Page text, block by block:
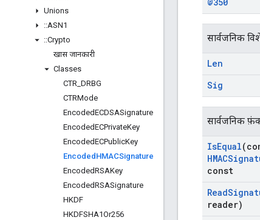
Unions
::ASN1
::Crypto
खास जानकारी
Classes
CTR DRBG
CTRMode
EncodedECDSASignature
EncodedECPrivateKey
EncodedECPublicKey
Encoded HMACSignature
EncodedRSAKey
EncodedRSASignature
HKDF
HKDFSHA1Or256
सार्वजनिक
Len
Sig
सार्वजनिक
IsEqual
const
Read
reader)